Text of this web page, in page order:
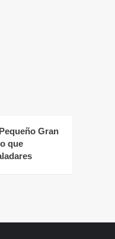
Gran
que